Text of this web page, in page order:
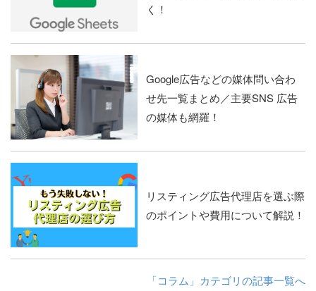
く！
Google広告などの媒体問い合わ
せ先一覧まとめ／主要SNS 広告
の媒体も網羅！
リスティング広告代理店を選ぶ際
のポイントや費用について解説！
「コラム」カテゴリの記事一覧へ